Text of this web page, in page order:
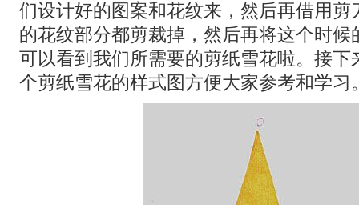
们设计好的图案和花纹来，然后再借用剪
的花纹部分都剪裁掉，然后再将这个时候
可以看到我们所需要的剪纸雪花啦。接下
个剪纸雪花的样式图方便大家参考和学习